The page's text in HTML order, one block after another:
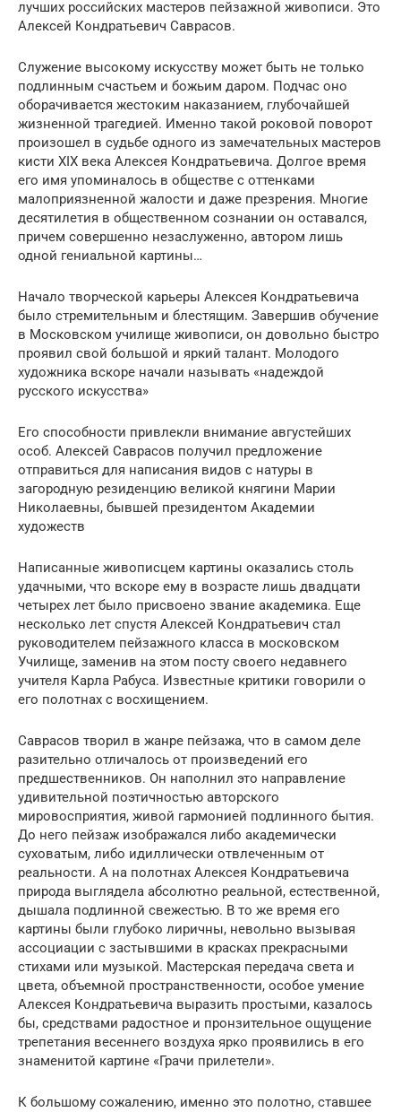
лучших российских мастеров пейзажной живописи. Это
Алексей Кондратьевич Саврасов.
Служение высокому искусству может быть не только
подлинным счастьем и божьим даром. Подчас оно
оборачивается жестоким наказанием, глубочайшей
жизненной трагедией. Именно такой роковой поворот
произошел в судьбе одного из замечательных мастеров
кисти XIX века Алексея Кондратьевича. Долгое время
его имя упоминалось в обществе с оттенками
малоприязненной жалости и даже презрения. Многие
десятилетия в общественном сознании он оставался,
причем совершенно незаслуженно, автором лишь
одной гениальной картины…
Начало творческой карьеры Алексея Кондратьевича
было стремительным и блестящим. Завершив обучение
в Московском училище живописи, он довольно быстро
проявил свой большой и яркий талант. Молодого
художника вскоре начали называть «надеждой
русского искусства»
Его способности привлекли внимание августейших
особ. Алексей Саврасов получил предложение
отправиться для написания видов с натуры в
загородную резиденцию великой княгини Марии
Николаевны, бывшей президентом Академии
художеств
Написанные живописцем картины оказались столь
удачными, что вскоре ему в возрасте лишь двадцати
четырех лет было присвоено звание академика. Еще
несколько лет спустя Алексей Кондратьевич стал
руководителем пейзажного класса в московском
Училище, заменив на этом посту своего недавнего
учителя Карла Рабуса. Известные критики говорили о
его полотнах с восхищением.
Саврасов творил в жанре пейзажа, что в самом деле
разительно отличалось от произведений его
предшественников. Он наполнил это направление
удивительной поэтичностью авторского
мировосприятия, живой гармонией подлинного бытия.
До него пейзаж изображался либо академически
суховатым, либо идиллически отвлеченным от
реальности. А на полотнах Алексея Кондратьевича
природа выглядела абсолютно реальной, естественной,
дышала подлинной свежестью. В то же время его
картины были глубоко лиричны, невольно вызывая
ассоциации с застывшими в красках прекрасными
стихами или музыкой. Мастерская передача света и
цвета, объемной пространственности, особое умение
Алексея Кондратьевича выразить простыми, казалось
бы, средствами радостное и пронзительное ощущение
трепетания весеннего воздуха ярко проявились в его
знаменитой картине «Грачи прилетели».
К большому сожалению, именно это полотно, ставшее